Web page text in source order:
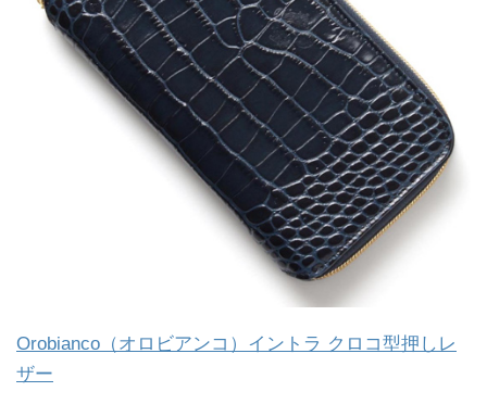
Orobianco（オロビアンコ）イントラ クロコ型押しレ
ザー